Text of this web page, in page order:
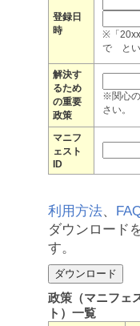
登録日
時
※「
で とい
解決す
るため
の重要
政策
※関心
さい。
マニフ
ェスト
ID
利用方法、
ダウンロード
す。
政策（マニフェ
ト）一覧